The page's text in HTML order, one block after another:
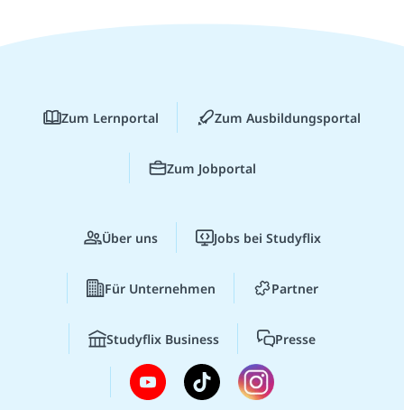
Zum Lernportal Zum Ausbildungsportal
Zum Jobportal
Über uns Jobs bei Studyflix
Für Unternehmen Partner
Studyflix Business Presse